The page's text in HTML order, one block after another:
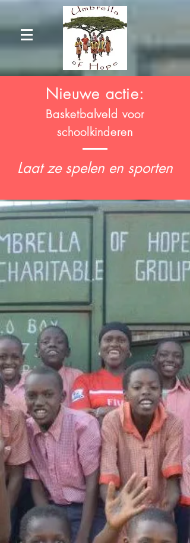
Nieuwe actie:
Basketbalveld voor
schoolkinderen
Laat ze spelen en sporten